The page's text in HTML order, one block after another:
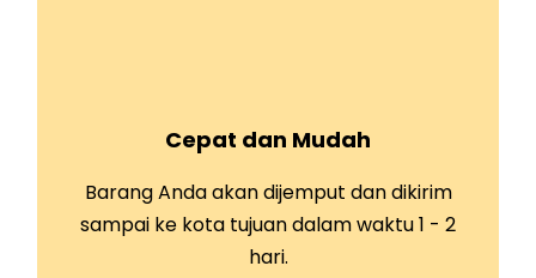
Cepat dan Mudah
Barang Anda akan dijemput dan dikirim
sampai ke kota tujuan dalam waktu 1 - 2
hari.